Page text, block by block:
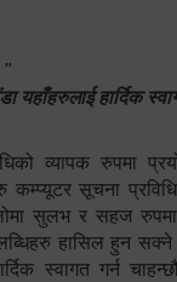
यहाँहरुलाई हार्दिक
व्यापक रुपमा
सूचना
सुलभ र सहज
हासिल हुन सक्ने
स्वागत गर्न